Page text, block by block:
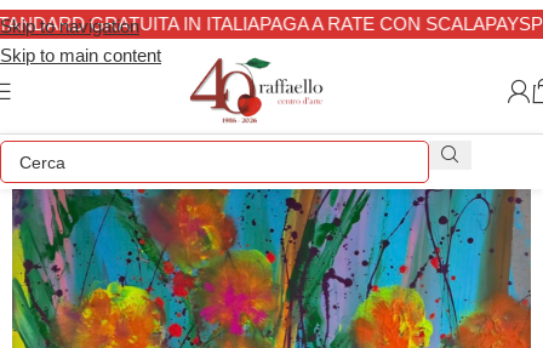
Skip to navigation
Skip to main content
GRATUITA IN ITALIAPAGA A RATE CON SCALAPAY